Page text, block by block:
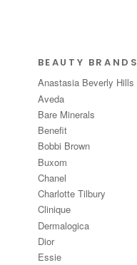
BEAUTY BRANDS
Anastasia Beverly Hills
Aveda
Bare Minerals
Benefit
Bobbi Brown
Buxom
Chanel
Charlotte Tilbury
Clinique
Dermalogica
Dior
Essie